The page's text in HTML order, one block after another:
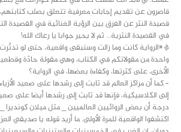
قاصرون عن تقديم إجابات معرفية تتعلق بصلب
قصيدة النثر عن الفرق بين الرؤية الغنائية في القصيدة
في القصيدة النثرية… ثم لا يحير جوابا يا رعاك الله!
* «الرواية كانت وما زالت وستبقى واقعية، حتى لو
واحدة من مقولاتكم في الكتاب، وهي مقولة حادّة
الأخرى، على كثرتها، وكفاءة بعضها، في الرواية؟
– كما أن مراكز العالم قد ثابت إلى رشدها على صعيد
إلى الكلاسيكية، فإنها قد ثابت إلى رشدها أيضا على صعيد
درجة أن بعض الروائيين العالميين _ مثل ميلان
اكتشفوا الواقعية للمرة الأولى. ما أريد قوله يا صديقي